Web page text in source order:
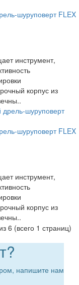
шуруповерт FLEX
инструмент,
корпус из
шуруповерт FLEX
инструмент,
корпус из
6 (всего 1 страниц)
напишите нам